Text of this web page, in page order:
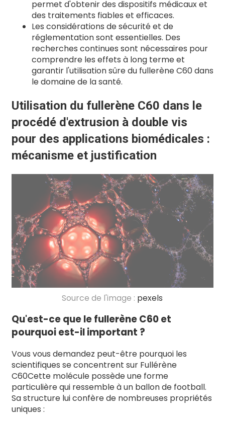
permet d'obtenir des dispositifs médicaux et
des traitements fiables et efficaces.
Les considérations de sécurité et de
réglementation sont essentielles. Des
recherches continues sont nécessaires pour
comprendre les effets à long terme et
garantir l'utilisation sûre du fullerène C60 dans
le domaine de la santé.
Utilisation du fullerène C60 dans le
procédé d'extrusion à double vis
pour des applications biomédicales :
mécanisme et justification
Source de l'image : pexels
Qu'est-ce que le fullerène C60 et
pourquoi est-il important ?
Vous vous demandez peut-être pourquoi les
scientifiques se concentrent sur Fullérène
C60Cette molécule possède une forme
particulière qui ressemble à un ballon de football.
Sa structure lui confère de nombreuses propriétés
uniques :